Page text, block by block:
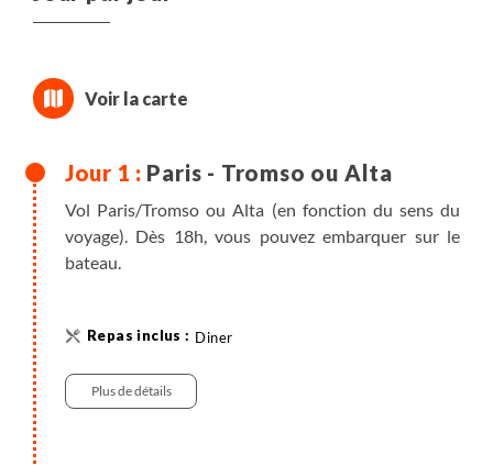
Paris - Tromso ou Alta
Vol Paris/Tromso ou Alta (en fonction du sens du
voyage). Dès 18h, vous pouvez embarquer sur le
bateau.
Diner
Plus de détails